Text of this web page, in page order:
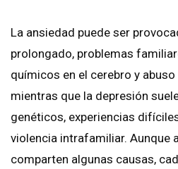
La ansiedad puede ser
prolongado, problemas
químicos en el cerebro y
mientras que la depresión
genéticos, experiencias
violencia intrafamiliar. Aunque
comparten algunas causas,